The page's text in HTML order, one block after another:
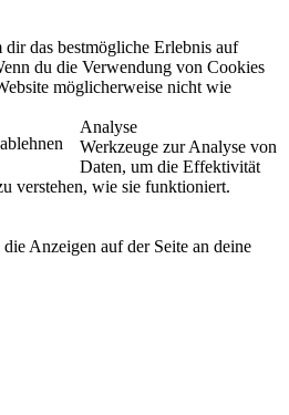
das bestmögliche Erlebnis auf
du die Verwendung von Cookies
möglicherweise nicht wie
Analyse
Werkzeuge zur Analyse von
Daten, um die Effektivität
verstehen, wie sie funktioniert.
Anzeigen auf der Seite an deine